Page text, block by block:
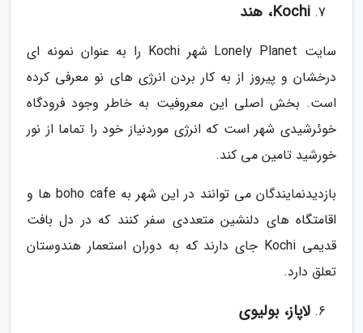
Kochi، هند
سایت Lonely Planet شهر Kochi را به عنوان نمونه ای
درخشان و پیروز از به کار بردن انرژی های نو معرفی کرده
است. بخش اصلی این معروفیت به خاطر وجود فرودگاه
خوئرشیدی شهر است که انرژی موردنیاز خود را تماما از نور
خورشید تامین می کند.
بازدیدنمایندگان می توانند در این شهر به boho cafe ها و
اقامتگاه های دلنشین متعددی سفر کنند که در دل بافت
قدیمی Kochi جای دارند که به دوران استعمار هندوستان
تعلق دارد.
لاپاز، بولیوی